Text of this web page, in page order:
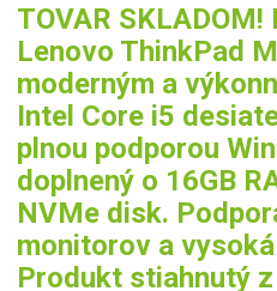
TOVAR
Lenovo ThinkPad
moderným a
Intel Core i5
plnou podporou
doplnený o 16GB
NVMe disk.
monitorov a
Produkt stiahnutý